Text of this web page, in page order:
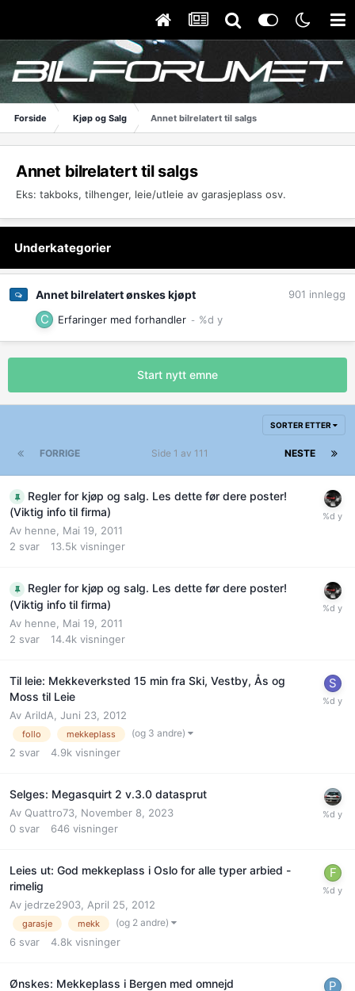
Forside Kjøp og Salg Annet bilrelatert til salgs
Annet bilrelatert til salgs
Eks: takboks, tilhenger, leie/utleie av garasjeplass osv.
Underkategorier
Annet bilrelatert ønskes kjøpt 901 innlegg
Erfaringer med forhandler
Start nytt emne
SORTER ETTER
FORRIGE NESTE
Side 1 av 111
Regler for kjøp og salg. Les dette før dere poster!
(Viktig info til firma)
Av henne
Mai 19, 2011
2 svar 13.5k visninger
Regler for kjøp og salg. Les dette før dere poster!
(Viktig info til firma)
Av henne
Mai 19, 2011
2 svar 14.4k visninger
Til leie: Mekkeverksted 15 min fra Ski, Vestby, Ås og
Moss til Leie
Av ArildA Juni 23, 2012
follo mekkeplass (og 3 andre)
2 svar 4.9k visninger
Selges: Megasquirt 2 v.3.0 datasprut
Av Quattro73 November 8, 2023
0 svar 646 visninger
Leies ut: God mekkeplass i Oslo for alle typer arbied -
rimelig
Av jedrze2903 April 25, 2012
garasje mekk (og 2 andre)
6 svar 4.8k visninger
Ønskes: Mekkeplass i Bergen med omnejd